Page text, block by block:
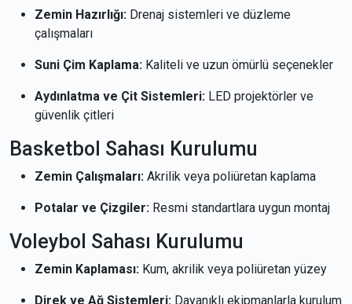
Zemin Hazırlığı: Drenaj sistemleri ve düzleme
çalışmaları
Suni Çim Kaplama: Kaliteli ve uzun ömürlü seçenekler
Aydınlatma ve Çit Sistemleri: LED projektörler ve
güvenlik çitleri
Basketbol Sahası Kurulumu
Zemin Çalışmaları: Akrilik veya poliüretan kaplama
Potalar ve Çizgiler: Resmi standartlara uygun montaj
Voleybol Sahası Kurulumu
Zemin Kaplaması: Kum, akrilik veya poliüretan yüzey
Direk ve Ağ Sistemleri: Dayanıklı ekipmanlarla kurulum